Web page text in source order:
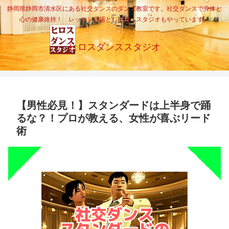
静岡県静岡市清水区にある社交ダンスのダンス教室です。社交ダンスで身体と
心の健康維持！ レッスン会場として貸しスタジオもやっています。
ヒロスダンススタジオ
【男性必見！】スタンダードは上半身で踊
るな？！プロが教える、女性が喜ぶリード
術